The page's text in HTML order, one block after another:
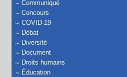
Communiqué
Concours
COVID-19
Débat
Diversité
Document
Droits humains
Éducation